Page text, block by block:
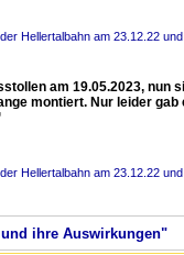
Hellertalbahn am 23.12.22
am 19.05.2023, nun
montiert. Nur leider
Hellertalbahn am 23.12.22
ihre Auswirkungen"